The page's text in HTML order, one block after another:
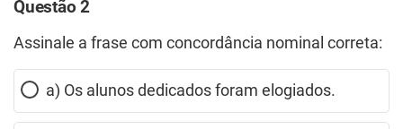
Questão 2
Assinale a frase com concordância nominal correta:
a) Os alunos dedicados foram elogiados.